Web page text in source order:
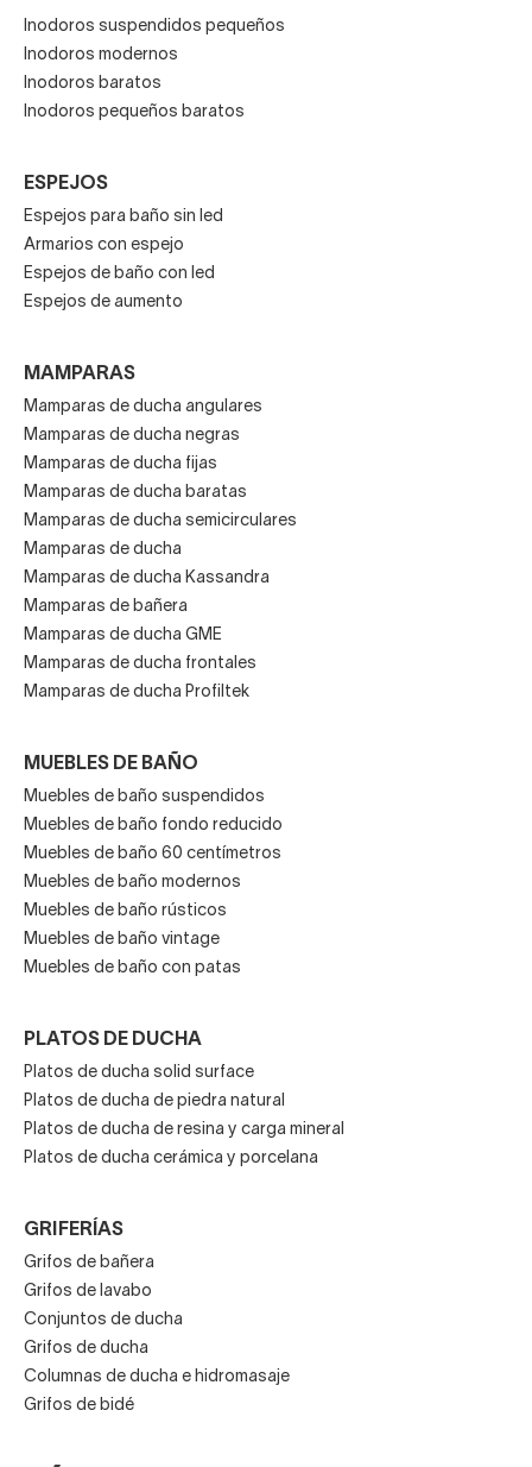
Inodoros suspendidos pequeños
Inodoros modernos
Inodoros baratos
Inodoros pequeños baratos
ESPEJOS
Espejos para baño sin led
Armarios con espejo
Espejos de baño con led
Espejos de aumento
MAMPARAS
Mamparas de ducha angulares
Mamparas de ducha negras
Mamparas de ducha fijas
Mamparas de ducha baratas
Mamparas de ducha semicirculares
Mamparas de ducha
Mamparas de ducha Kassandra
Mamparas de bañera
Mamparas de ducha GME
Mamparas de ducha frontales
Mamparas de ducha Profiltek
MUEBLES DE BAÑO
Muebles de baño suspendidos
Muebles de baño fondo reducido
Muebles de baño 60 centímetros
Muebles de baño modernos
Muebles de baño rústicos
Muebles de baño vintage
Muebles de baño con patas
PLATOS DE DUCHA
Platos de ducha solid surface
Platos de ducha de piedra natural
Platos de ducha de resina y carga mineral
Platos de ducha cerámica y porcelana
GRIFERÍAS
Grifos de bañera
Grifos de lavabo
Conjuntos de ducha
Grifos de ducha
Columnas de ducha e hidromasaje
Grifos de bidé